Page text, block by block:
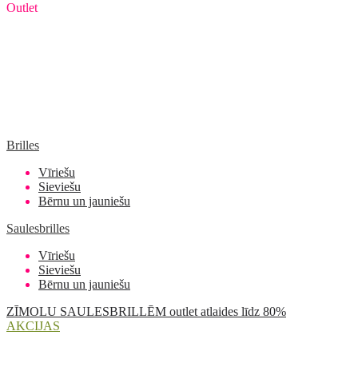
Outlet
Brilles
Vīriešu
Sieviešu
Bērnu un jauniešu
Saulesbrilles
Vīriešu
Sieviešu
Bērnu un jauniešu
ZĪMOLU SAULESBRILLĒM outlet atlaides līdz 80%
AKCIJAS